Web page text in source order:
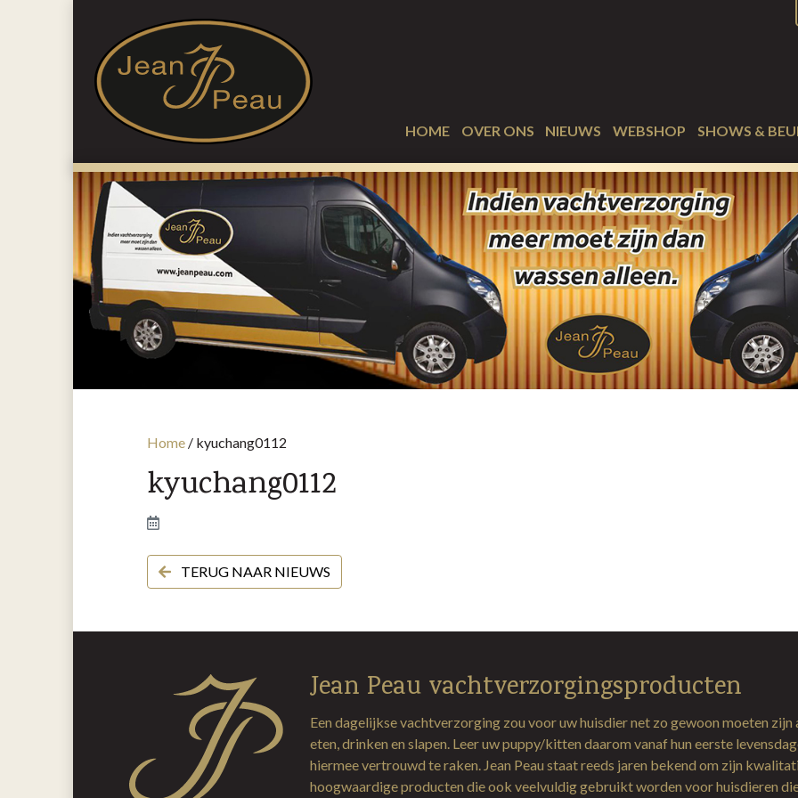
HOME OVER ONS NIEUWS WEBSHOP SHOWS &
Home / kyuchang0112
kyuchang0112
TERUG NAAR NIEUWS
Jean Peau vachtverzorgingsproducten
Een dagelijkse vachtverzorging zou voor uw huisdier net zo gewoon moeten zijn
eten, drinken en slapen. Leer uw puppy/kitten daarom vanaf hun eerste
hiermee vertrouwd te raken. Jean Peau staat reeds jaren bekend om zijn
hoogwaardige producten die ook veelvuldig gebruikt worden voor huisdieren